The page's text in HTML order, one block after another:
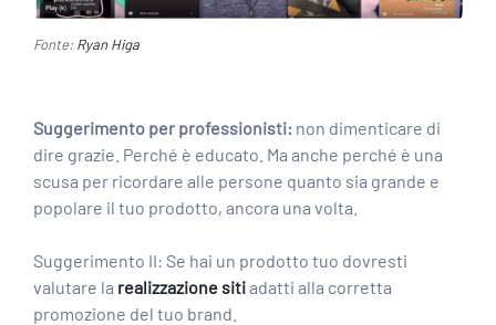
Fonte:Ryan Higa
Suggerimento per professionisti: non dimenticare di
dire grazie. Perché è educato. Ma anche perché è una
scusa per ricordare alle persone quanto sia grande e
popolare il tuo prodotto, ancora una volta.
Suggerimento II: Se hai un prodotto tuo dovresti
valutare la realizzazione sitiadatti alla corretta
promozione del tuo brand.